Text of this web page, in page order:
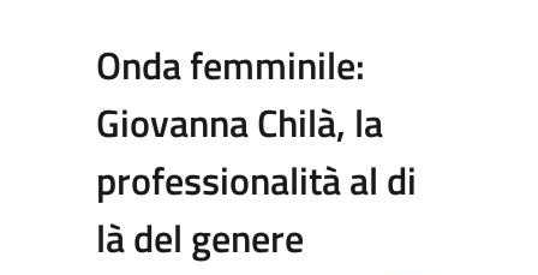
Onda femminile:
Giovanna Chilà, la
professionalità al di
là del genere